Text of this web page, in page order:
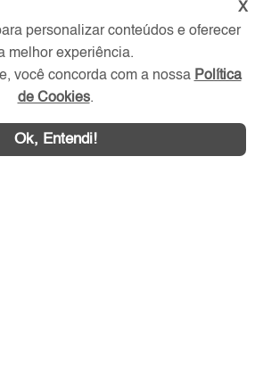
Redes Sociais
X
personalizar conteúdos e oferecer
melhor experiência.
você concorda com a nossa Política
de Cookies.
Ok, Entendi!